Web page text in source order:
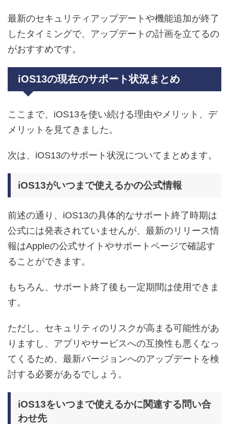
最新のセキュリティアップデートや機能追加が終了
したタイミングで、アップデートの計画を立てるの
がおすすめです。
iOS13の現在のサポート状況まとめ
ここまで、iOS13を使い続ける理由やメリット、デ
メリットを見てきました。
次は、iOS13のサポート状況についてまとめます。
iOS13がいつまで使えるかの公式情報
前述の通り、iOS13の具体的なサポート終了時期は
公式には発表されていませんが、最新のリリース情
報はAppleの公式サイトやサポートページで確認す
ることができます。
もちろん、サポート終了後も一定期間は使用できま
す。
ただし、セキュリティのリスクが高まる可能性があ
りますし、アプリやサービスへの互換性も悪くなっ
てくるため、最新バージョンへのアップデートを検
討する必要があるでしょう。
iOS13をいつまで使えるかに関連する問い合
わせ先